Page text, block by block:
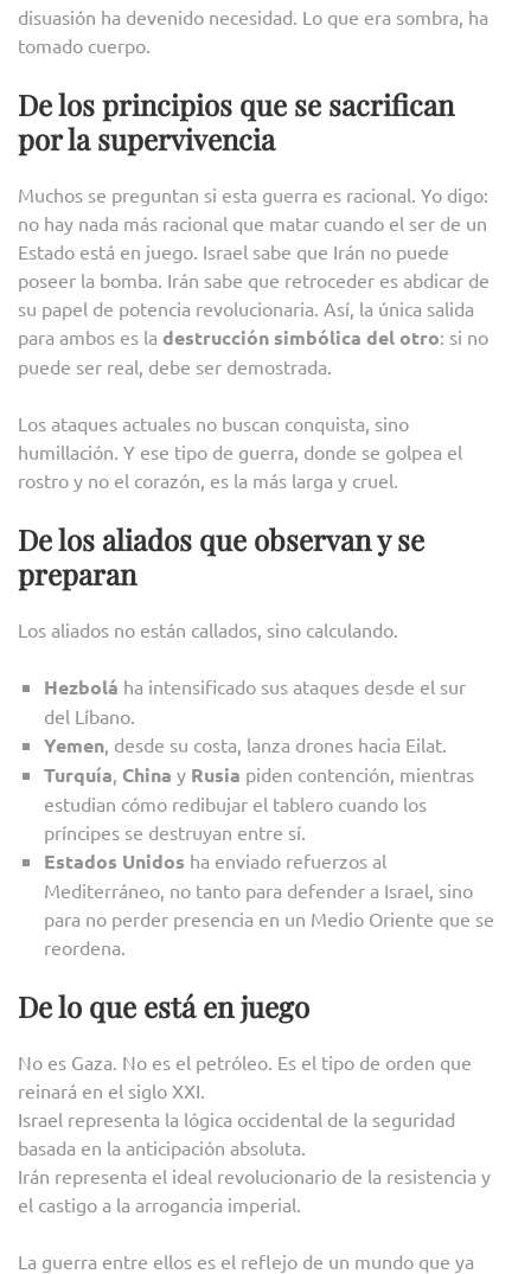
disuasión ha devenido necesidad. Lo que era sombra, ha
tomado cuerpo.
De los principios que se sacrifican
por la supervivencia
Muchos se preguntan si esta guerra es racional. Yo digo:
no hay nada más racional que matar cuando el ser de un
Estado está en juego. Israel sabe que Irán no puede
poseer la bomba. Irán sabe que retroceder es abdicar de
su papel de potencia revolucionaria. Así, la única salida
para ambos es la destrucción simbólica del otro: si no
puede ser real, debe ser demostrada.
Los ataques actuales no buscan conquista, sino
humillación. Y ese tipo de guerra, donde se golpea el
rostro y no el corazón, es la más larga y cruel.
De los aliados que observan y se
preparan
Los aliados no están callados, sino calculando.
Hezbolá ha intensificado sus ataques desde el sur
del Líbano.
Yemen , desde su costa, lanza drones hacia Eilat.
Turquía China y Rusia piden contención, mientras
estudian cómo redibujar el tablero cuando los
príncipes se destruyan entre sí.
Estados Unidos ha enviado refuerzos al
Mediterráneo, no tanto para defender a Israel, sino
para no perder presencia en un Medio Oriente que se
reordena.
De lo que está en juego
No es Gaza. No es el petróleo. Es el tipo de orden que
reinará en el siglo XXI.
Israel representa la lógica occidental de la seguridad
basada en la anticipación absoluta.
Irán representa el ideal revolucionario de la resistencia y
el castigo a la arrogancia imperial.
La guerra entre ellos es el reflejo de un mundo que ya